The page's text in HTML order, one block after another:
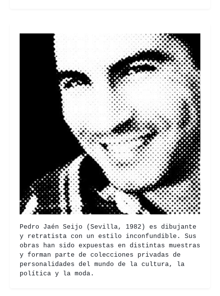
Pedro Jaén Seijo (Sevilla, 1982) es dibujante
y retratista con un estilo inconfundible. Sus
obras han sido expuestas en distintas muestras
y forman parte de colecciones privadas de
personalidades del mundo de la cultura, la
política y la moda.